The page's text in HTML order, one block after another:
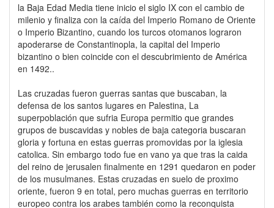
la Baja Edad Media tiene inicio el siglo IX con el cambio de
milenio y finaliza con la caída del Imperio Romano de Oriente
o Imperio Bizantino, cuando los turcos otomanos lograron
apoderarse de Constantinopla, la capital del Imperio
bizantino o bien coincide con el descubrimiento de América
en 1492..
Las cruzadas fueron guerras santas que buscaban, la
defensa de los santos lugares en Palestina, La
superpoblación que sufria Europa permitio que grandes
grupos de buscavidas y nobles de baja categoria buscaran
gloria y fortuna en estas guerras promovidas por la iglesia
catolica. Sin embargo todo fue en vano ya que tras la caida
del reino de jerusalen finalmente en 1291 quedaron en poder
de los musulmanes. Estas cruzadas en suelo de proximo
oriente, fueron 9 en total, pero muchas guerras en territorio
europeo contra los arabes también como la reconquista